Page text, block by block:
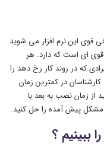
قوی این نرم افزار می شوید.
قوی ای است که دارد. هر
که در روند کار رخ دهد را
در کمترین زمان
از زمان نصب به بعد با
مشکل پیش آمده را حل کنید.
ببینیم ؟